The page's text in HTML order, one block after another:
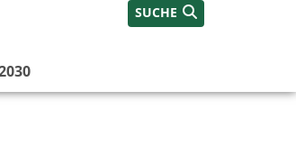
SUCHE